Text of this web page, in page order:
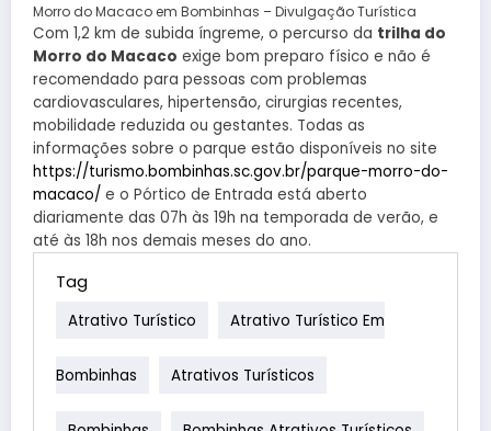
Morro do Macaco em Bombinhas – Divulgação Turística
Com 1,2 km de subida íngreme, o percurso da trilha do
Morro do Macaco exige bom preparo físico e não é
recomendado para pessoas com problemas
cardiovasculares, hipertensão, cirurgias recentes,
mobilidade reduzida ou gestantes. Todas as
informações sobre o parque estão disponíveis no site
https://turismo.bombinhas.sc.gov.br/parque-morro-do-
macaco/ e o Pórtico de Entrada está aberto
diariamente das 07h às 19h na temporada de verão, e
até às 18h nos demais meses do ano.
Tag
Atrativo Turístico Atrativo Turístico Em
Bombinhas Atrativos Turísticos